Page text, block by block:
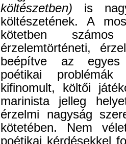
költészetben) is
költészetének. A
kötetben
érzelemtörténeti,
beépítve az egyes
poétikai
kifinomult, költői
marinista jelleg
érzelmi nagyság
kötetében. Nem
poétikai kérdésekkel